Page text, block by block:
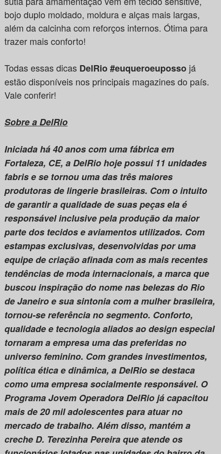
bojo duplo moldado, moldura e alças mais largas,
além da calcinha com reforços internos. Ótima para
trazer mais conforto!
Todas essas dicas DelRio #euqueroeupossojá
estão disponíveis nos principais magazines do país.
Vale conferir!
Sobre a DelRio
Iniciada há 40 anos com uma fábrica em
Fortaleza, CE, a DelRio hoje possui 11 unidades
fabris e se tornou uma das três maiores
produtoras de lingerie brasileiras. Com o intuito
de garantir a qualidade de suas peças ela é
responsável inclusive pela produção da maior
parte dos tecidos e aviamentos utilizados. Com
estampas exclusivas, desenvolvidas por uma
equipe de criação afinada com as mais recentes
tendências de moda internacionais, a marca que
buscou inspiração do nome nas belezas do Rio
de Janeiro e sua sintonia com a mulher brasileira,
tornou-se referência no segmento. Conforto,
qualidade e tecnologia aliados ao design especial
tornaram a empresa uma das preferidas no
universo feminino. Com grandes investimentos,
política ética e dinâmica, a DelRio se destaca
como uma empresa socialmente responsável. O
Programa Jovem Operadora DelRio já capacitou
mais de 20 mil adolescentes para atuar no
mercado de trabalho. Além disso, mantém a
creche D. Terezinha Pereira que atende os